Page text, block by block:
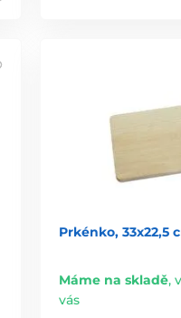
Prkénko, 33x22,5
Máme na skladě,
vás